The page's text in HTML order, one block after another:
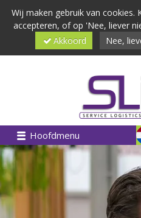
Wij maken gebruik van cookies.
accepteren, of op 'Nee, liever
Akkoord
Nee,
Hoofdmenu